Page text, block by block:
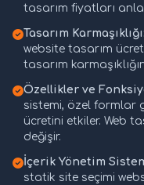
tasarım fiyatları
Tasarım Karmaşıklığı:
website tasarım
tasarım
Özellikler ve
sistemi, özel formlar
ücretini etkiler. Web
değişir.
İçerik Yönetim
statik site seçimi